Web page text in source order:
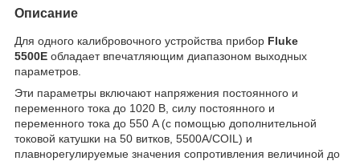
Описание
Для одного калибровочного устройства прибор Fluke
5500E обладает впечатляющим диапазоном выходных
параметров.
Эти параметры включают напряжения постоянного и
переменного тока до 1020 В, силу постоянного и
переменного тока до 550 A (с помощью дополнительной
токовой катушки на 50 витков, 5500A/COIL) и
плавнорегулируемые значения сопротивления величиной до